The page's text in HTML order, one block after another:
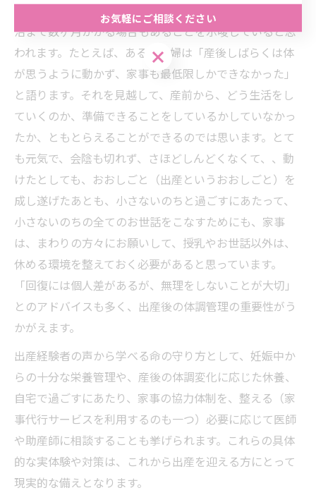
らの実例は、出産が一時的な痛みや疲労だけでなく、全
治まで数ヶ月かかる場合もあることを示唆していると思
われます。たとえば、ある初産婦は「産後しばらくは体
が思うように動かず、家事も最低限しかできなかった」
と語ります。それを見越して、産前から、どう生活をし
ていくのか、準備できることをしているかしていなかっ
たか、ともとらえることができるのでは思います。とて
も元気で、会陰も切れず、さほどしんどくなくて、、動
けたとしても、おおしごと（出産というおおしごと）を
成し遂げたあとも、小さないのちと過ごすにあたって、
小さないのちの全てのお世話をこなすためにも、家事
は、まわりの方々にお願いして、授乳やお世話以外は、
休める環境を整えておく必要があると思っています。
「回復には個人差があるが、無理をしないことが大切」
とのアドバイスも多く、出産後の体調管理の重要性がう
かがえます。
出産経験者の声から学べる命の守り方として、妊娠中か
らの十分な栄養管理や、産後の体調変化に応じた休養、
自宅で過ごすにあたり、家事の協力体制を、整える（家
事代行サービスを利用するのも一つ）必要に応じて医師
や助産師に相談することも挙げられます。これらの具体
的な実体験や対策は、これから出産を迎える方にとって
現実的な備えとなります。
お気軽にご相談ください
お気軽にご相談ください